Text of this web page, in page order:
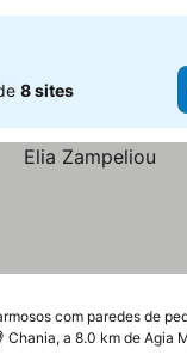
8 sites
com paredes de
preços
Chania, a 8.0 km de Agia